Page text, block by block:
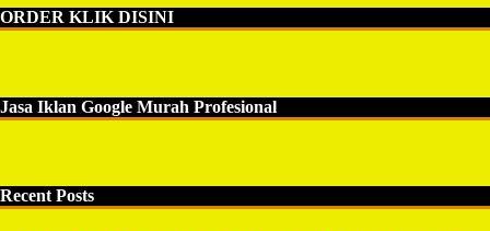
ORDER KLIK DISINI
Jasa Iklan Google Murah Profesional
Recent Posts